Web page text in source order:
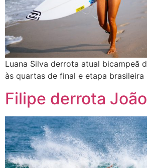
Luana Silva derrota atual bicampeã
às quartas de final e etapa brasileira
Filipe derrota